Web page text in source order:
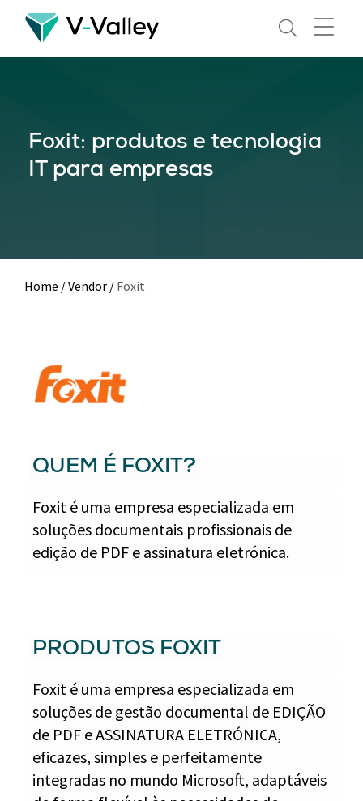
Skip
main
Foxit: produtos e tecnologia
IT para empresas
Home /Vendor / Foxit
QUEM É FOXIT?
Foxit é uma empresa especializada em
soluções documentais profissionais de
edição de PDF e assinatura eletrónica.
PRODUTOS FOXIT
Foxit é uma empresa especializada em
soluções de gestão documental de EDIÇÃO
de PDF e ASSINATURA ELETRÓNICA,
eficazes, simples e perfeitamente
integradas no mundo Microsoft, adaptáveis